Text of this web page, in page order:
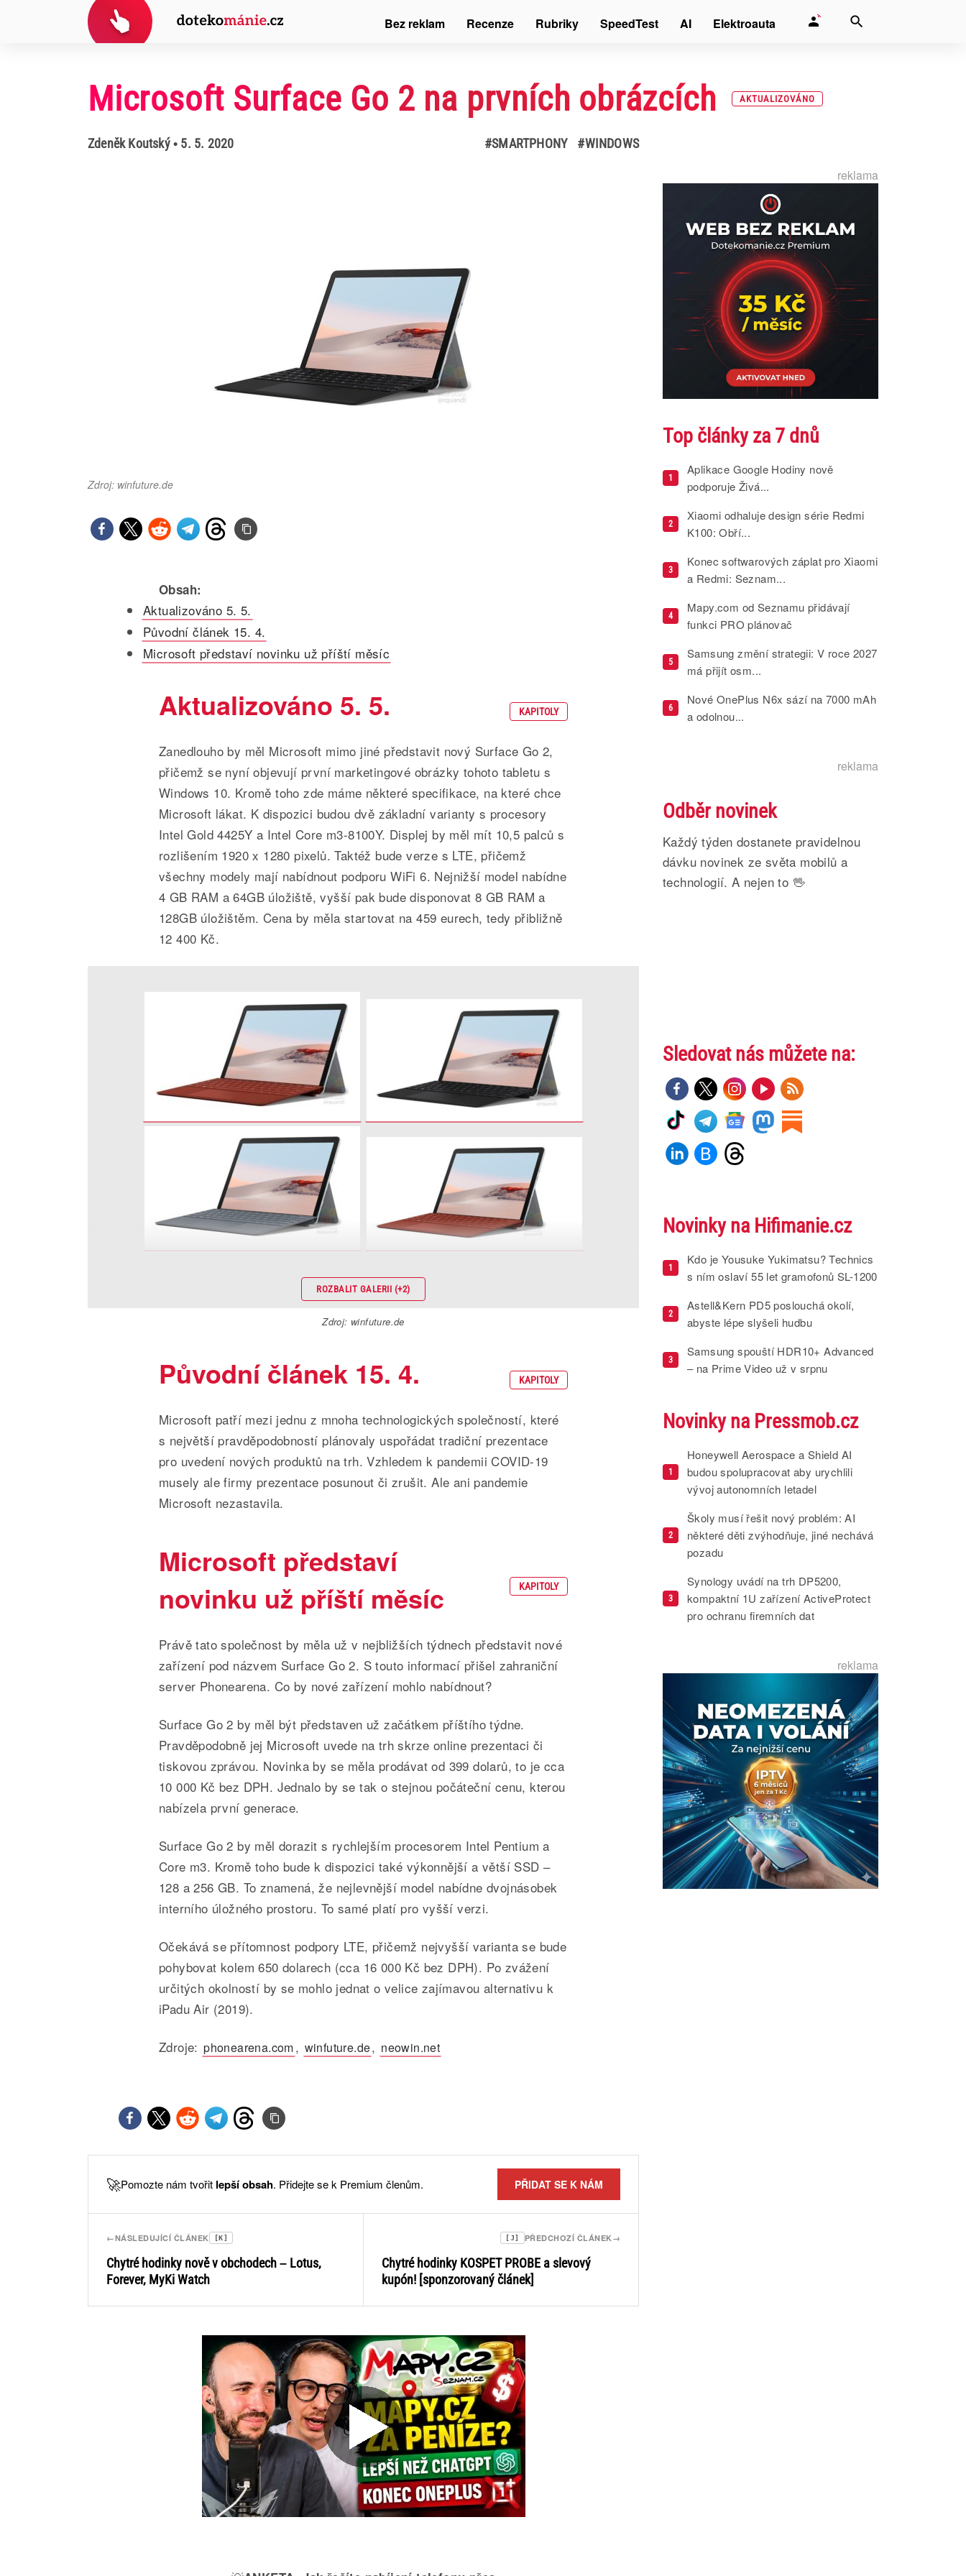
Microsoft Surface Go 2 na prvních obrázcích AKTUALIZOVÁNO
Zdeněk Koutský• 5. 5. 2020 #SMARTPHONY #WINDOWS
Zdroj: winfuture.de
Obsah:
Aktualizováno 5. 5.
Původní článek 15. 4.
Microsoft představí novinku už příští měsíc
Aktualizováno 5. 5. KAPITOLY
Zanedlouho by měl Microsoft mimo jiné představit nový Surface Go 2,
přičemž se nyní objevují první marketingové obrázky tohoto tabletu s
Windows 10. Kromě toho zde máme některé specifikace, na které chce
Microsoft lákat. K dispozici budou dvě základní varianty s procesory
Intel Gold 4425Y a Intel Core m3-8100Y. Displej by měl mít 10,5 palců s
rozlišením 1920 x 1280 pixelů. Taktéž bude verze s LTE, přičemž
všechny modely mají nabídnout podporu WiFi 6. Nejnižší model nabídne
4 GB RAM a 64GB úložiště, vyšší pak bude disponovat 8 GB RAM a
128GB úložištěm. Cena by měla startovat na 459 eurech, tedy přibližně
12 400 Kč.
ROZBALIT GALERII (+2)
Zdroj: winfuture.de
Původní článek 15. 4. KAPITOLY
Microsoft patří mezi jednu z mnoha technologických společností, které
s největší pravděpodobností plánovaly uspořádat tradiční prezentace
pro uvedení nových produktů na trh. Vzhledem k pandemii COVID-19
musely ale firmy prezentace posunout či zrušit. Ale ani pandemie
Microsoft nezastavila.
Microsoft představí
novinku už příští měsíc
KAPITOLY
Právě tato společnost by měla už v nejbližších týdnech představit nové
zařízení pod názvem Surface Go 2. S touto informací přišel zahraniční
server Phonearena. Co by nové zařízení mohlo nabídnout?
Surface Go 2 by měl být představen už začátkem příštího týdne.
Pravděpodobně jej Microsoft uvede na trh skrze online prezentaci či
tiskovou zprávou. Novinka by se měla prodávat od 399 dolarů, to je cca
10 000 Kč bez DPH. Jednalo by se tak o stejnou počáteční cenu, kterou
nabízela první generace.
Surface Go 2 by měl dorazit s rychlejším procesorem Intel Pentium a
Core m3. Kromě toho bude k dispozici také výkonnější a větší SSD –
128 a 256 GB. To znamená, že nejlevnější model nabídne dvojnásobek
interního úložného prostoru. To samé platí pro vyšší verzi.
Očekává se přítomnost podpory LTE, přičemž nejvyšší varianta se bude
pohybovat kolem 650 dolarech (cca 16 000 Kč bez DPH). Po zvážení
určitých okolností by se mohlo jednat o velice zajímavou alternativu k
iPadu Air (2019).
Zdroje: phonearena.com, winfuture.de, neowin.net
🚀Pomozte nám tvořit lepší obsah. Přidejte se k Premium členům. PŘIDAT SE K NÁM
←NÁSLEDUJÍCÍ ČLÁNEK [K]
Chytré hodinky nově v obchodech – Lotus,
Forever, MyKi Watch
→
PŘEDCHOZÍ ČLÁNEK
[J]
Chytré hodinky KOSPET PROBE a slevový
kupón! [sponzorovaný článek]
reklama
Top články za 7 dnů
1
Aplikace Google Hodiny nově
podporuje Živá...
2
Xiaomi odhaluje design série Redmi
K100: Obří...
3
Konec softwarových záplat pro Xiaomi
a Redmi: Seznam...
4
Mapy.com od Seznamu přidávají
funkci PRO plánovač
5
Samsung změní strategii: V roce 2027
má přijít osm...
6
Nové OnePlus N6x sází na 7000 mAh
a odolnou...
reklama
Odběr novinek
Každý týden dostanete pravidelnou
dávku novinek ze světa mobilů a
technologií. A nejen to 🖖
Sledovat nás můžete na:
Novinky na Hifimanie.cz
1
Kdo je Yousuke Yukimatsu? Technics
s ním oslaví 55 let gramofonů SL-1200
2
Astell&Kern PD5 poslouchá okolí,
abyste lépe slyšeli hudbu
3
Samsung spouští HDR10+ Advanced
– na Prime Video už v srpnu
Novinky na Pressmob.cz
1
Honeywell Aerospace a Shield AI
budou spolupracovat aby urychlili
vývoj autonomních letadel
2
Školy musí řešit nový problém: AI
některé děti zvýhodňuje, jiné nechává
pozadu
3
Synology uvádí na trh DP5200,
kompaktní 1U zařízení ActiveProtect
pro ochranu firemních dat
reklama
Bez reklam Recenze Rubriky SpeedTest AI Elektroauta